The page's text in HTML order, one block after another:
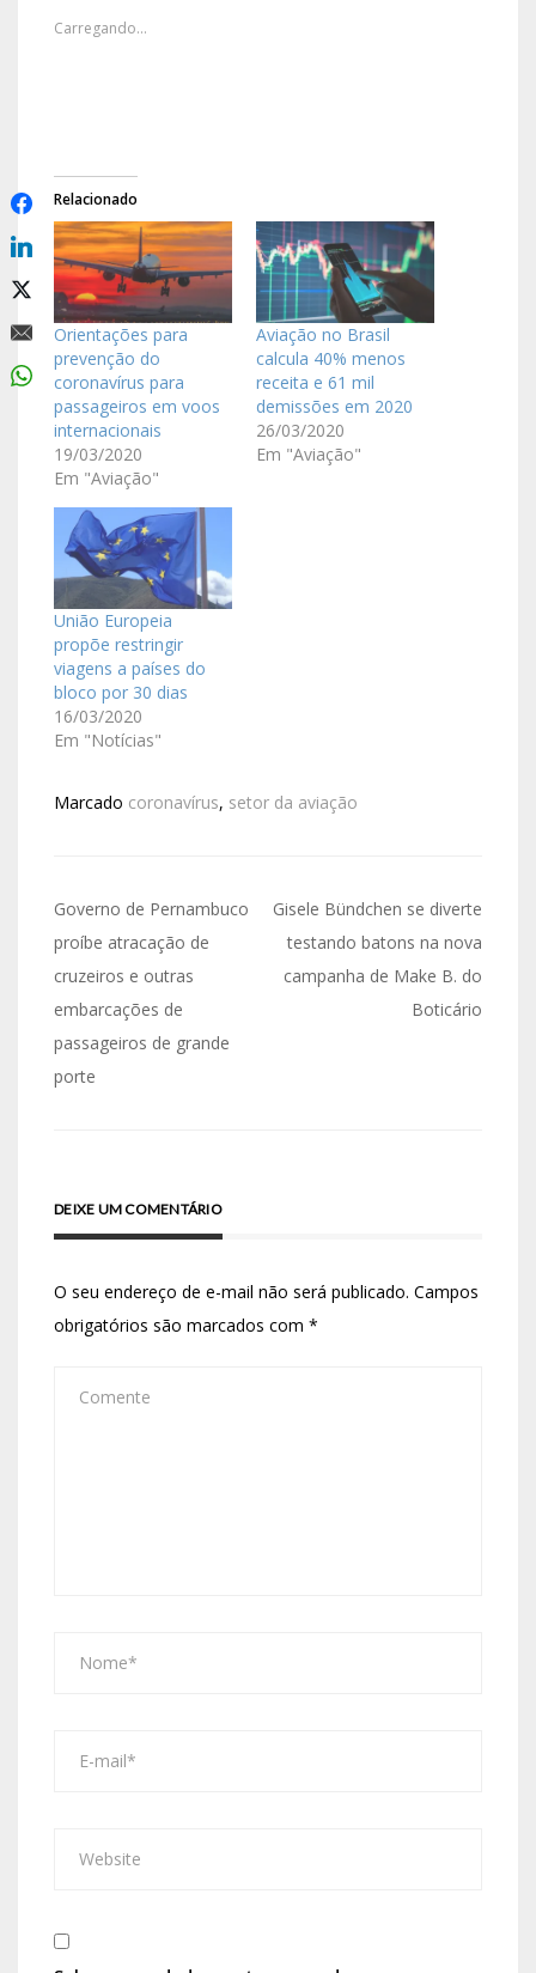
Carregando...
Relacionado
Orientações para
prevenção do
coronavírus para
passageiros em voos
internacionais
19/03/2020
Em "Aviação"
Aviação no Brasil
calcula 40% menos
receita e 61 mil
demissões em 2020
26/03/2020
Em "Aviação"
União Europeia
propõe restringir
viagens a países do
bloco por 30 dias
16/03/2020
Em "Notícias"
Marcado coronavírus, setor da aviação
Governo de Pernambuco
proíbe atracação de
cruzeiros e outras
embarcações de
passageiros de grande
porte
Gisele Bündchen se diverte
testando batons na nova
campanha de Make B. do
Boticário
DEIXE UM COMENTÁRIO
O seu endereço de e-mail não será publicado. Campos
obrigatórios são marcados com *